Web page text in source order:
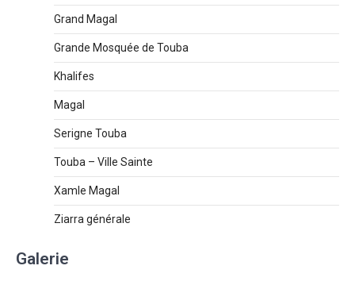
Grand Magal
Grande Mosquée de Touba
Khalifes
Magal
Serigne Touba
Touba – Ville Sainte
Xamle Magal
Ziarra générale
Galerie